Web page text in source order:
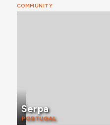
COMMUNITY
Serpa
PORTUGAL